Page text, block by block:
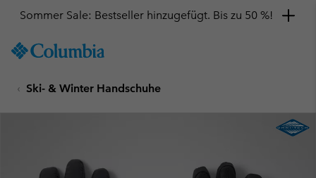
TO
SKIP
MAIN
TO
Sommer Sale: Bestseller hinzugefügt. Bis zu 50 %!
Ski- & Winter Handschuhe